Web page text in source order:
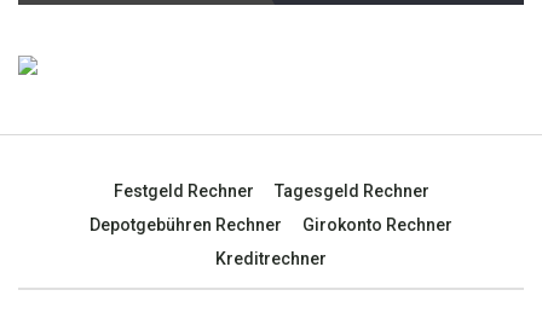
Festgeld Rechner
Tagesgeld Rechner
Depotgebühren Rechner
Girokonto Rechner
Kreditrechner